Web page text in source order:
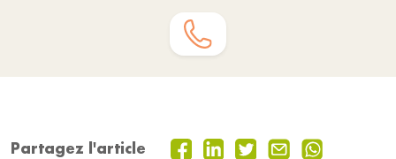
Partagez l'article